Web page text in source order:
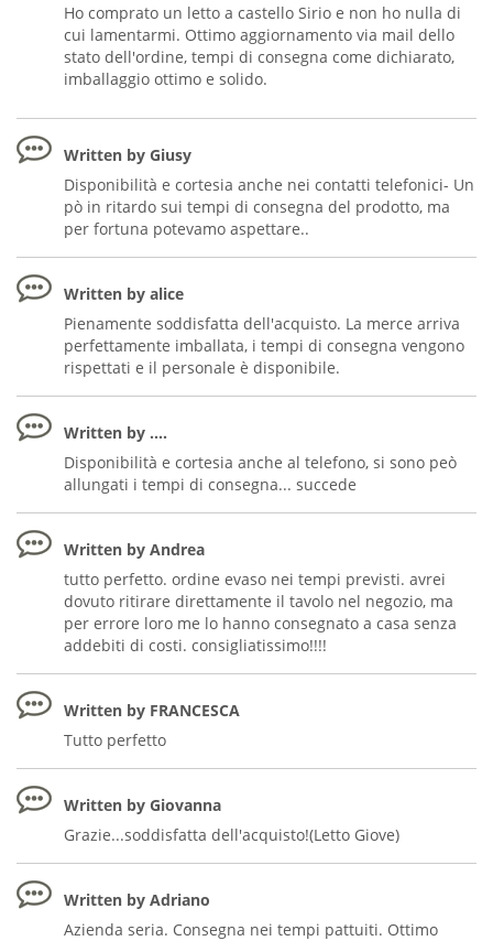
Ho comprato un letto a castello Sirio e non ho nulla di
cui lamentarmi. Ottimo aggiornamento via mail dello
stato dell'ordine, tempi di consegna come dichiarato,
imballaggio ottimo e solido.
Written by Giusy
Disponibilità e cortesia anche nei contatti telefonici- Un
pò in ritardo sui tempi di consegna del prodotto, ma
per fortuna potevamo aspettare..
Written by alice
Pienamente soddisfatta dell'acquisto. La merce arriva
perfettamente imballata, i tempi di consegna vengono
rispettati e il personale è disponibile.
Written by ....
Disponibilità e cortesia anche al telefono, si sono peò
allungati i tempi di consegna... succede
Written by Andrea
tutto perfetto. ordine evaso nei tempi previsti. avrei
dovuto ritirare direttamente il tavolo nel negozio, ma
per errore loro me lo hanno consegnato a casa senza
addebiti di costi. consigliatissimo!!!!
Written by FRANCESCA
Tutto perfetto
Written by Giovanna
Grazie...soddisfatta dell'acquisto!(Letto Giove)
Written by Adriano
Azienda seria. Consegna nei tempi pattuiti. Ottimo